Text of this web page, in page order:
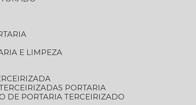
E LIMPEZA
TERCEIRIZADAS PORTARIA
DE PORTARIA TERCEIRIZADO